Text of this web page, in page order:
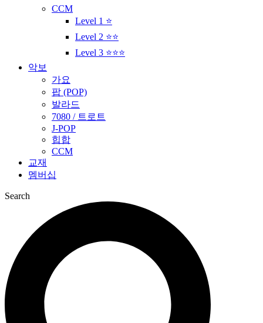
CCM
Level 1 ⭐
Level 2 ⭐⭐
Level 3 ⭐⭐⭐
악보
가요
팝 (POP)
발라드
7080 / 트로트
J-POP
힙합
CCM
교재
멤버십
Search